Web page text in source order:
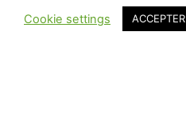
Cookie settings ACCEPTER